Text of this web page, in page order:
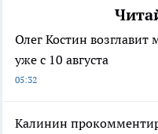
Олег Костин возглавит
уже с 10 августа
05:32
Калинин